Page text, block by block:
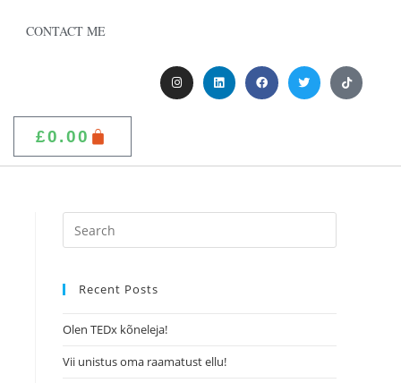
CONTACT ME
£0.00
Recent Posts
Olen TEDx kõneleja!
Vii unistus oma raamatust ellu!